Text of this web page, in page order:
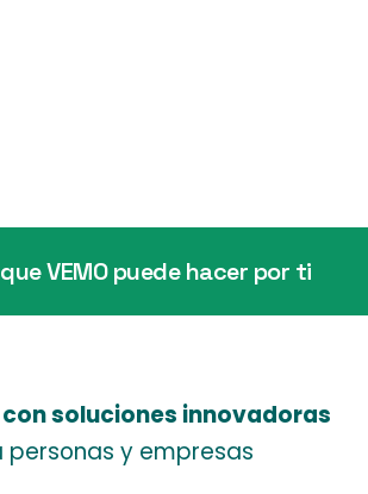
VEMO puede hacer por ti
soluciones innovadoras
personas y empresas